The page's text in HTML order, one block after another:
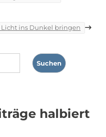
ins Dunkel bringen
Suchen
halbiert